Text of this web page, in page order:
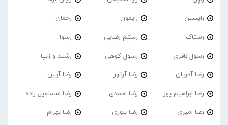
رایسین رایمون رحمان
رستاک رستم رضایی رسوا
رسول باقری رسول کوهی رشید و زیپا
رضا آذریان رضا آرتور رضا آیین
رضا ابراهیم پور رضا احمدی رضا اسماعیل زاده
رضا امیری رضا بلوری رضا بهرام